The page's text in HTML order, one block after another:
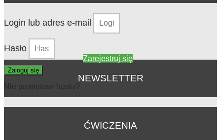
Login lub adres e-mail
Hasło
Zaloguj się
Nie pamiętasz hasła?
Zarejestruj się
NEWSLETTER
ĆWICZENIA